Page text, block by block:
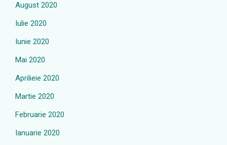
August 2020
Iulie 2020
Iunie 2020
Mai 2020
Aprilieie 2020
Martie 2020
Februarie 2020
Ianuarie 2020